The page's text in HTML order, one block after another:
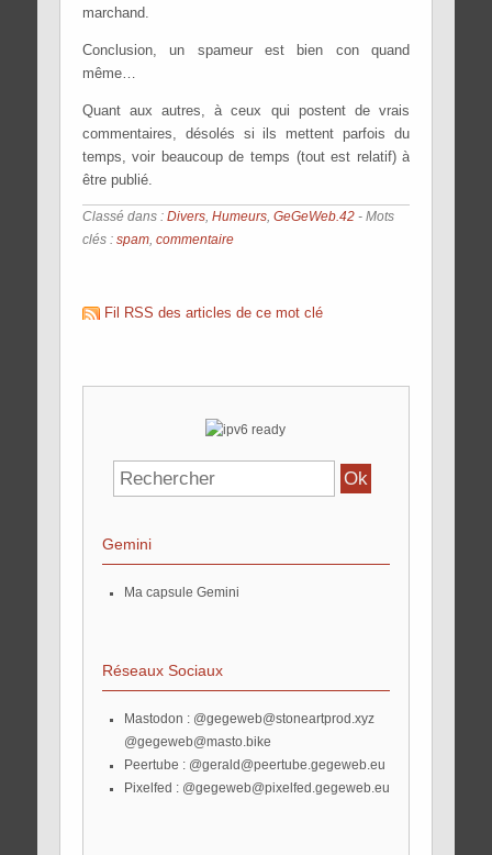
marchand.
Conclusion, un spameur est bien con quand
même…
Quant aux autres, à ceux qui postent de vrais
commentaires, désolés si ils mettent parfois du
temps, voir beaucoup de temps (tout est relatif) à
être publié.
Classé dans : Divers, Humeurs, GeGeWeb.42- Mots
clés : spam, commentaire
Fil RSS des articles de ce mot clé
Gemini
Ma capsule Gemini
Réseaux Sociaux
Mastodon : @gegeweb@stoneartprod.xyz
@gegeweb@masto.bike
Peertube : @gerald@peertube.gegeweb.eu
Pixelfed : @gegeweb@pixelfed.gegeweb.eu